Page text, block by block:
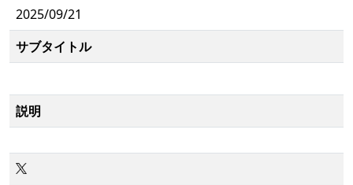
2025/09/21
サブタイトル
説明